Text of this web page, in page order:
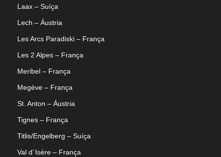
Laax – Suíça
Lech – Áustria
Les Arcs Paradiski – França
Les 2 Alpes – França
Meribel – França
Megève – França
St. Anton – Áustria
Tignes – França
Titlis/Engelberg – Suíça
Val d´Isére – França